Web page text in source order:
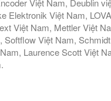
Việt Nam, Deublin
Elektronik Việt Nam,
Việt Nam, Mettler Việt
Softflow Việt Nam,
Laurence Scott Việt